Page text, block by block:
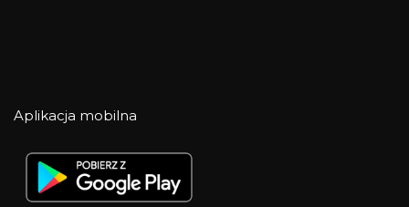
Aplikacja mobilna